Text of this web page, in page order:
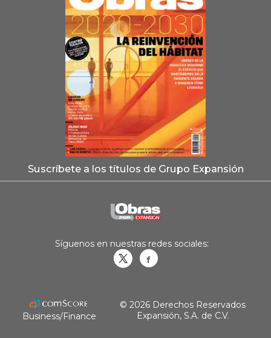
Suscríbete a los títulos de Grupo Expansión
Síguenos en nuestras redes sociales:
Business/Finance
© 2026 Derechos Reservados
Expansión, S.A. de C.V.